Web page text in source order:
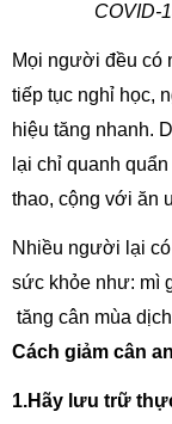
COVID-
Mọi người đều có
tiếp tục nghỉ học,
hiệu tăng nhanh.
lại chỉ quanh
thao, cộng với ăn
Nhiều người lại
sức khỏe như: mì
tăng cân mùa
Cách giảm cân
1.Hãy lưu trữ